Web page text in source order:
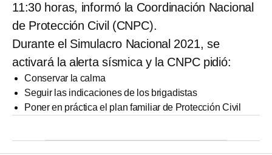
11:30 horas, informó la Coordinación Nacional
de Protección Civil (CNPC).
Durante el Simulacro Nacional 2021, se
activará la alerta sísmica y la CNPC pidió:
Conservar la calma
Seguir las indicaciones de los brigadistas
Poner en práctica el plan familiar de Protección Civil